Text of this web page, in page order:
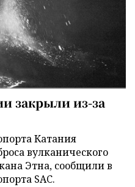
закрыли из-за
Катания
вулканического
Этна, сообщили в
SAC.